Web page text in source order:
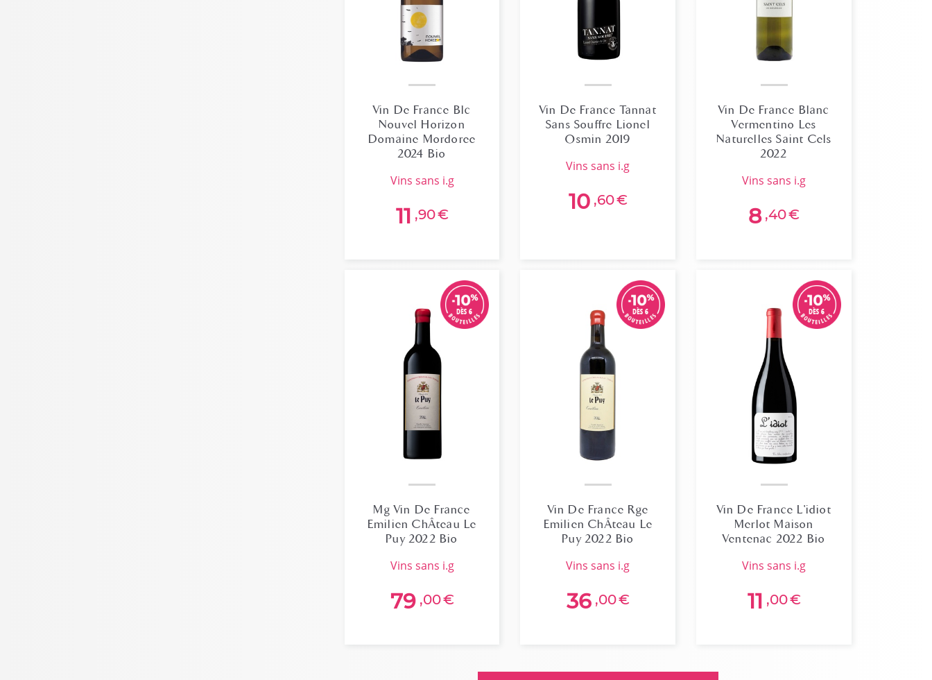
Vin De France Blc
Nouvel Horizon
Domaine Mordoree
2024 Bio
vins sans i.g
11 ,90€
Vin De France Tannat
Sans Souffre Lionel
Osmin 2019
vins sans i.g
10 ,60€
Vin De France Blanc
Vermentino Les
Naturelles Saint Cels
2022
vins sans i.g
8 ,40€
Mg Vin De France
Emilien ChÂteau Le
Puy 2022 Bio
vins sans i.g
79 ,00€
Vin De France Rge
Emilien ChÂteau Le
Puy 2022 Bio
vins sans i.g
36 ,00€
Vin De France L'idiot
Merlot Maison
Ventenac 2022 Bio
vins sans i.g
11 ,00€